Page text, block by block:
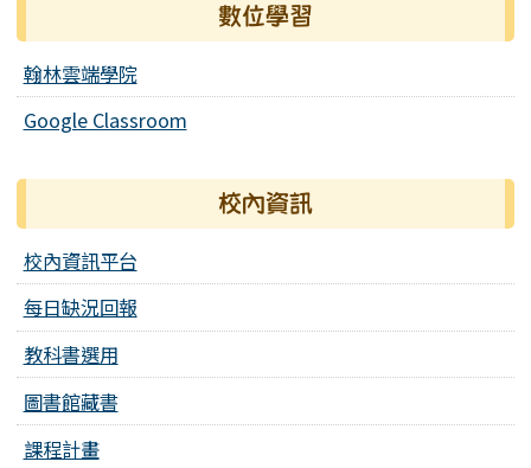
數位學習
翰林雲端學院
Google Classroom
校內資訊
校內資訊平台
每日缺況回報
教科書選用
圖書館藏書
課程計畫